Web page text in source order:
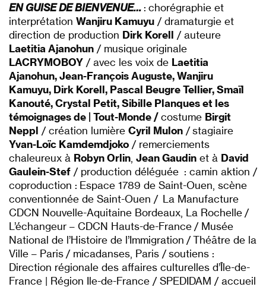
EN GUISE DE BIENVENUE… : chorégraphie et
interprétation Wanjiru Kamuyu / dramaturgie et
direction de production Dirk Korell / auteure
Laetitia Ajanohun / musique originale
LACRYMOBOY / avec les voix de Laetitia
Ajanohun, Jean-François Auguste, Wanjiru
Kamuyu, Dirk Korell, Pascal Beugre Tellier, Smaïl
Kanouté, Crystal Petit, Sibille Planques et les
témoignages de | Tout-Monde /costume Birgit
Neppl / création lumière Cyril Mulon / stagiaire
Yvan-Loïc Kamdemdjoko / remerciements
chaleureux à Robyn Orlin Jean Gaudin et à David
Gaulein-Stef / production déléguée : camin aktion /
coproduction : Espace 1789 de Saint-Ouen, scène
conventionnée de Saint-Ouen / La Manufacture
CDCN Nouvelle-Aquitaine Bordeaux, La Rochelle /
L’échangeur – CDCN Hauts-de-France / Musée
National de l’Histoire de l’Immigration / Théâtre de la
Ville – Paris / micadanses, Paris / soutiens :
Direction régionale des affaires culturelles d’Île-de-
France | Région Ile-de-France / SPEDIDAM / accueil